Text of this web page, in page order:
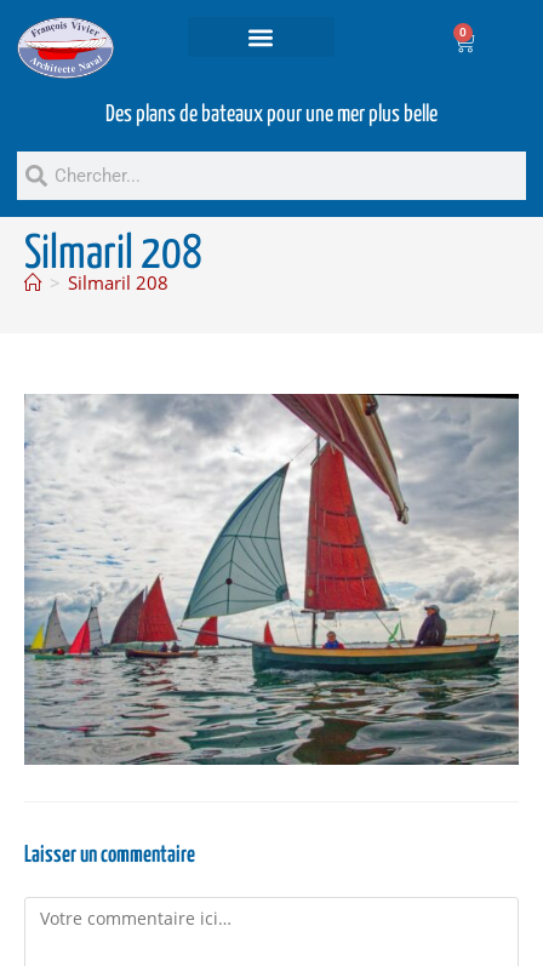
0
Des plans de bateaux pour une mer plus belle
Silmaril 208
> Silmaril 208
Laisser un commentaire